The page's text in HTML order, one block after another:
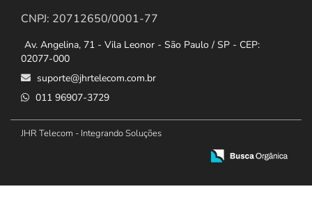
CNPJ: 20712650/0001-77
Av. Angelina, 71 - Vila Leonor - São Paulo / SP - CEP:
02077-000
suporte@jhrtelecom.com.br
011 96907-3729
JHR Telecom - Integrando Soluções